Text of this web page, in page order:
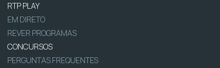
RTP PLAY
EM DIRETO
REVER PROGRAMAS
CONCURSOS
PERGUNTAS FREQUENTES